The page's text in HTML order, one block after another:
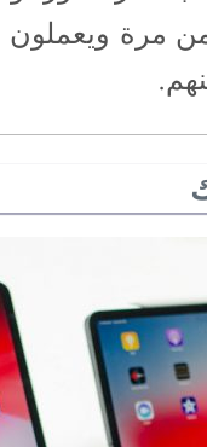
مرة